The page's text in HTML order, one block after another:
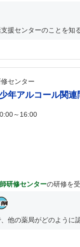
援センターのことを知
センター
年アルコール関
～16:00
研修センターの研修を
他の薬局がどのように